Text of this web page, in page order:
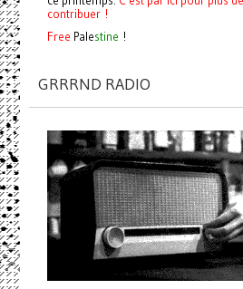
contribuer !
Free Palestine !
GRRRND RADIO